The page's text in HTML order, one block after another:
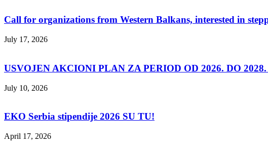
Call for organizations from Western Balkans, interested in
July 17, 2026
USVOJEN AKCIONI PLAN ZA PERIOD OD 2026. DO
July 10, 2026
EKO Serbia stipendije 2026 SU TU!
April 17, 2026